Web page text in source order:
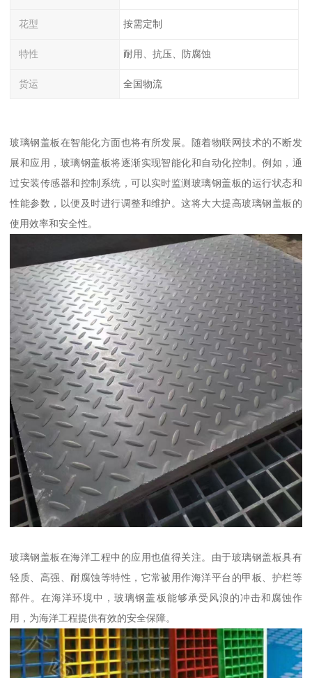
花型 按需定制
特性 耐用、抗压、防腐蚀
货运 全国物流
玻璃钢盖板在智能化方面也将有所发展。随着物联网技术的不断发
展和应用，玻璃钢盖板将逐渐实现智能化和自动化控制。例如，通
过安装传感器和控制系统，可以实时监测玻璃钢盖板的运行状态和
性能参数，以便及时进行调整和维护。这将大大提高玻璃钢盖板的
使用效率和安全性。
玻璃钢盖板在海洋工程中的应用也值得关注。由于玻璃钢盖板具有
轻质、高强、耐腐蚀等特性，它常被用作海洋平台的甲板、护栏等
部件。在海洋环境中，玻璃钢盖板能够承受风浪的冲击和腐蚀作
用，为海洋工程提供有效的安全保障。